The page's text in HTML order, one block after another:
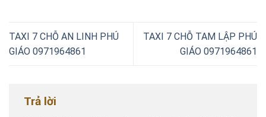
TAXI 7 CHỖ AN LINH PHÚ
GIÁO 0971964861
TAXI 7 CHỖ TAM LẬP PHÚ
GIÁO 0971964861
Trả lời